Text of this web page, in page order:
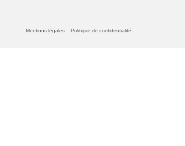
Mentions légales Politique de confidentialité